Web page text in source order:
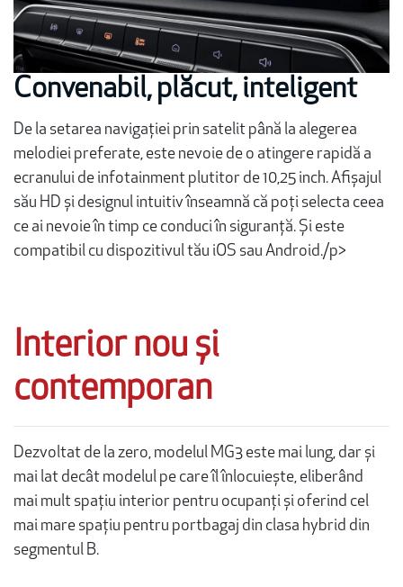
Convenabil, plăcut, inteligent
De la setarea navigației prin satelit până la alegerea
melodiei preferate, este nevoie de o atingere rapidă a
ecranului de infotainment plutitor de 10,25 inch. Afișajul
său HD și designul intuitiv înseamnă că poți selecta ceea
ce ai nevoie în timp ce conduci în siguranță. Și este
compatibil cu dispozitivul tău iOS sau Android./p>
Interior nou și
contemporan
Dezvoltat de la zero, modelul MG3 este mai lung, dar și
mai lat decât modelul pe care îl înlocuiește, eliberând
mai mult spațiu interior pentru ocupanți și oferind cel
mai mare spațiu pentru portbagaj din clasa hybrid din
segmentul B.